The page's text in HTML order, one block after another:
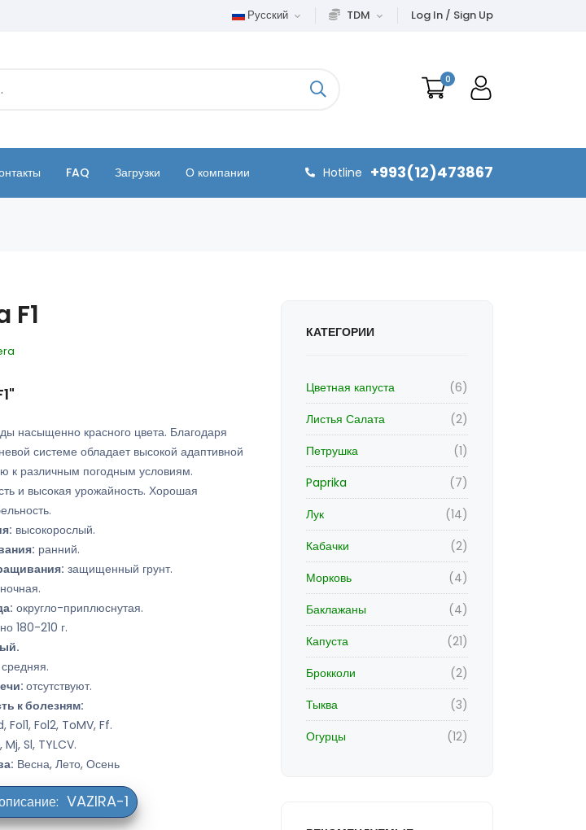
Русский TDM Log In / Sign Up
0
FAQ Загрузки О компании Hotline +993(12)473867
F1
насыщенно красного цвета. Благодаря
системе обладает высокой адаптивной
к различным погодным условиям.
и высокая урожайность. Хорошая
высокорослый.
ранний.
защищенный грунт.
округло-приплюснутая.
180-210 г.
средняя.
отсутствуют.
к болезням:
Fol1, Fol2, ToMV, Ff.
Mj, Sl, TYLCV.
Весна, Лето, Осень
VAZIRA-1
КАТЕГОРИИ
Цветная капуста
(6)
Листья Салата
(2)
Петрушка
(1)
Paprika
(7)
Лук
(14)
Кабачки
(2)
Морковь
(4)
Баклажаны
(4)
Капуста
(21)
Брокколи
(2)
Тыква
(3)
Огурцы
(12)